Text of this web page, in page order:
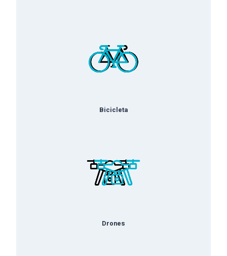
Bicicleta
Drones